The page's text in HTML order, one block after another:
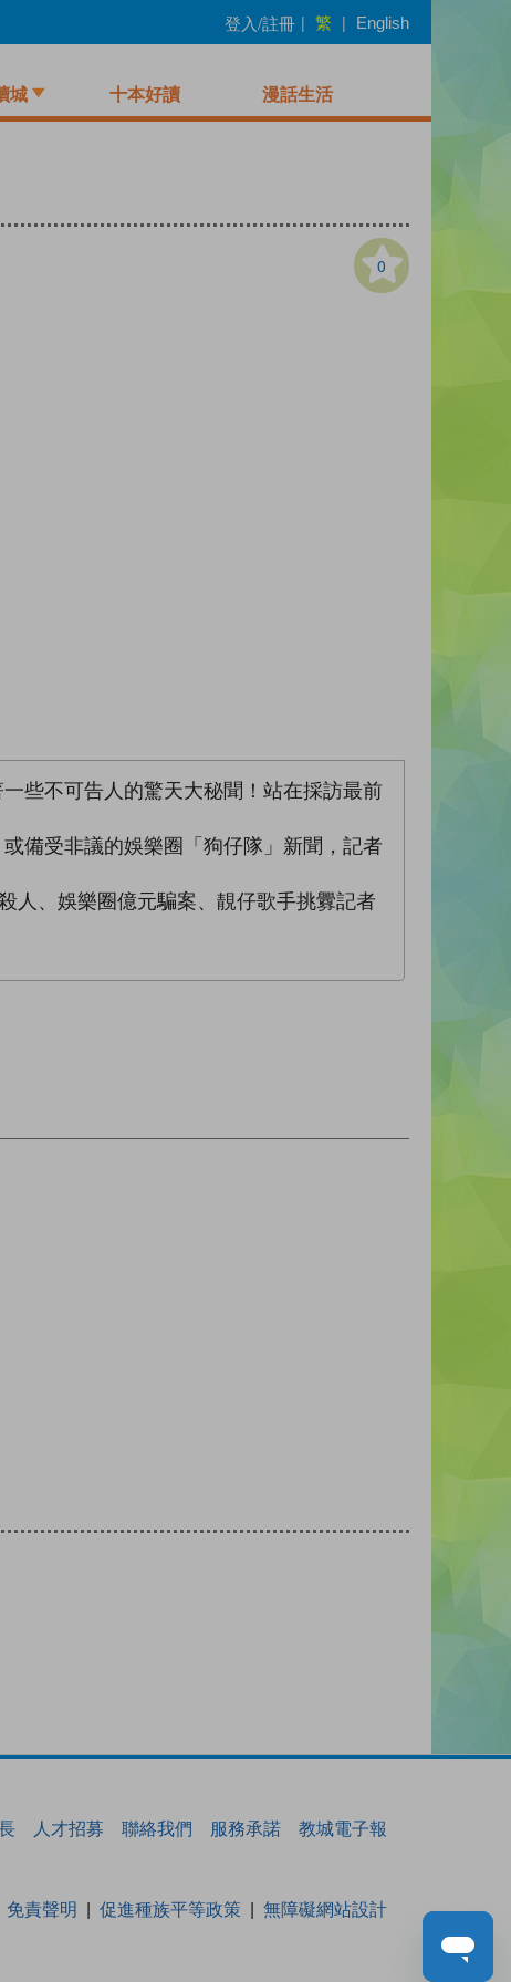
登入/註冊 | 繁 | English
城 十本好讀 漫話生活
0
些不可告人的驚天大秘聞！站在採訪最前
備受非議的娛樂圈「狗仔隊」新聞，記者
人、娛樂圈億元騙案、靚仔歌手挑釁記者
人才招募 聯絡我們 服務承諾 教城電子報
免責聲明 促進種族平等政策 無障礙網站設計